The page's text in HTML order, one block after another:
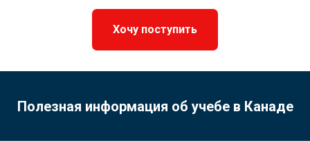
Хочу поступить
Полезная информация об учебе в Канаде